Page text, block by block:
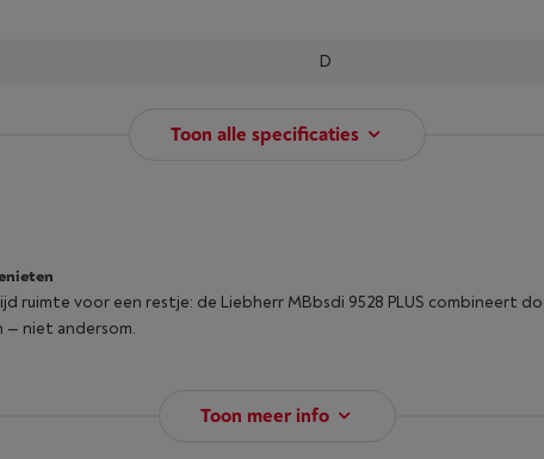
D
Toon alle specificaties
ruimte voor een restje: de Liebherr MBbsdi 9528 PLUS combineert
— niet andersom.
Toon meer info